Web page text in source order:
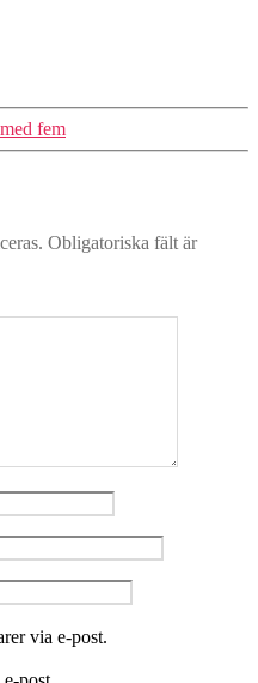
fem
Obligatoriska fält är
via e-post.